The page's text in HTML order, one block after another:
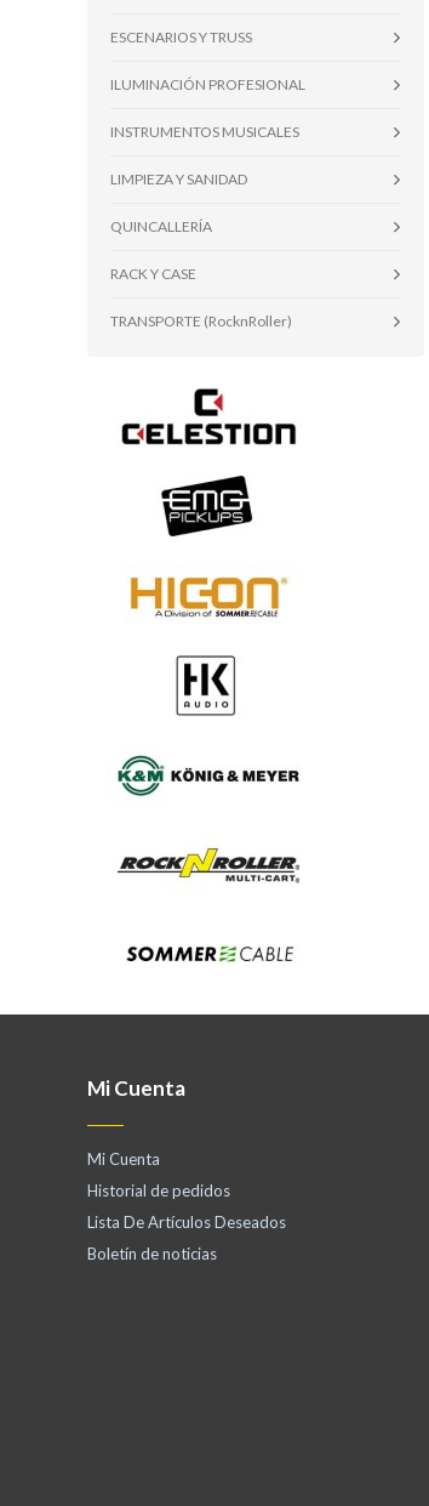
ESCENARIOS Y TRUSS
ILUMINACIÓN PROFESIONAL
INSTRUMENTOS MUSICALES
LIMPIEZA Y SANIDAD
QUINCALLERÍA
RACK Y CASE
TRANSPORTE (RocknRoller)
Mi Cuenta
Mi Cuenta
Historial de pedidos
Lista De Artículos Deseados
Boletín de noticias